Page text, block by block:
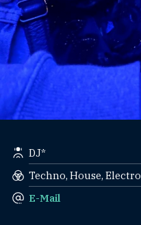
DJ*
Techno, House, Electro
E-Mail